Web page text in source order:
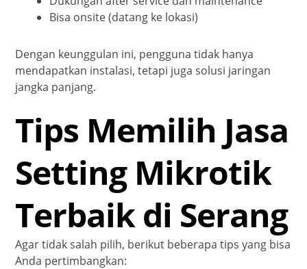
Bisa onsite (datang ke lokasi)
Dengan keunggulan ini, pengguna tidak hanya
mendapatkan instalasi, tetapi juga solusi jaringan
jangka panjang.
Tips Memilih Jasa
Setting Mikrotik
Terbaik di Serang
Agar tidak salah pilih, berikut beberapa tips yang bisa
Anda pertimbangkan: